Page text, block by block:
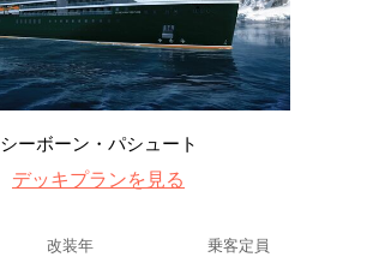
シーボーン・パシュート
デッキプランを見る
改装年 乗客定員